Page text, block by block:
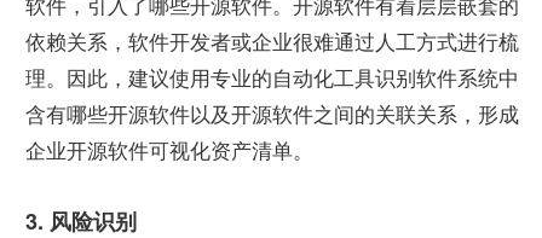
软件，引入了哪些开源软件。开源软件有着层层嵌套的
依赖关系，软件开发者或企业很难通过人工方式进行梳
理。因此，建议使用专业的自动化工具识别软件系统中
含有哪些开源软件以及开源软件之间的关联关系，形成
企业开源软件可视化资产清单。
3. 风险识别